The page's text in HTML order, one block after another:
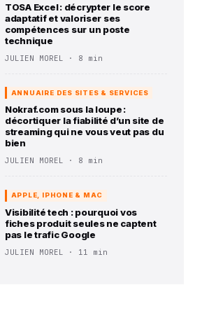
TOSA Excel : décrypter le score
adaptatif et valoriser ses
compétences sur un poste
technique
JULIEN MOREL · 8 min
ANNUAIRE DES SITES & SERVICES
Nokraf.com sous la loupe :
décortiquer la fiabilité d’un site de
streaming qui ne vous veut pas du
bien
JULIEN MOREL · 8 min
APPLE, IPHONE & MAC
Visibilité tech : pourquoi vos
fiches produit seules ne captent
pas le trafic Google
JULIEN MOREL · 11 min